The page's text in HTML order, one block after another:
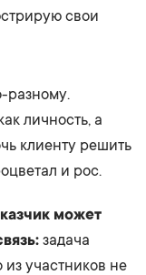
свои
разному.
личность, а
клиенту решить
и рос.
может
задача
участников не